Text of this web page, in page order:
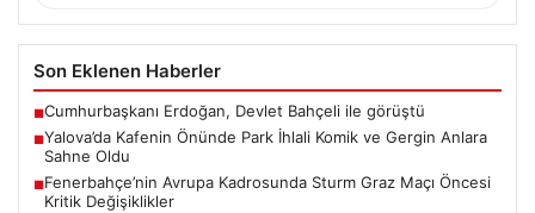
Son Eklenen Haberler
■Cumhurbaşkanı Erdoğan, Devlet Bahçeli ile görüştü
■Yalova’da Kafenin Önünde Park İhlali Komik ve Gergin Anlara
Sahne Oldu
■Fenerbahçe’nin Avrupa Kadrosunda Sturm Graz Maçı Öncesi
Kritik Değişiklikler